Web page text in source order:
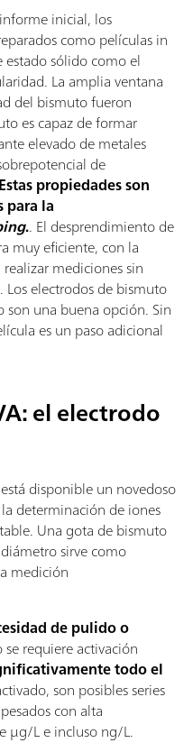
inicial, los
como películas in
estado sólido como el
La amplia ventana
del bismuto fueron
es capaz de formar
elevado de metales
de
Estas propiedades son
para la
.. El desprendimiento de
muy eficiente, con la
mediciones sin
electrodos de bismuto
son una buena opción. Sin
es un paso adicional
el electrodo
disponible un novedoso
determinación de iones
Una gota de bismuto
sirve como
medición
de pulido o
requiere activación
todo el
son posibles series
con alta
μg/L e incluso ng/L.